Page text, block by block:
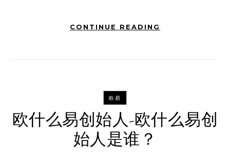
CONTINUE READING
欧易
欧什么易创始人-欧什么易创
始人是谁？